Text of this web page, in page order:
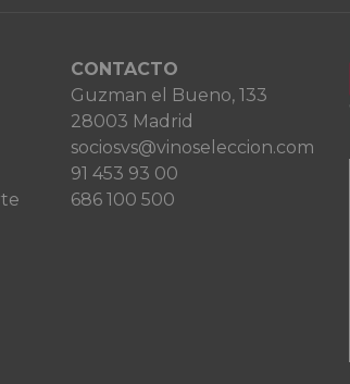
CONTACTO
Guzman el Bueno, 133
28003 Madrid
sociosvs@vinoseleccion.com
91 453 93 00
686 100 500